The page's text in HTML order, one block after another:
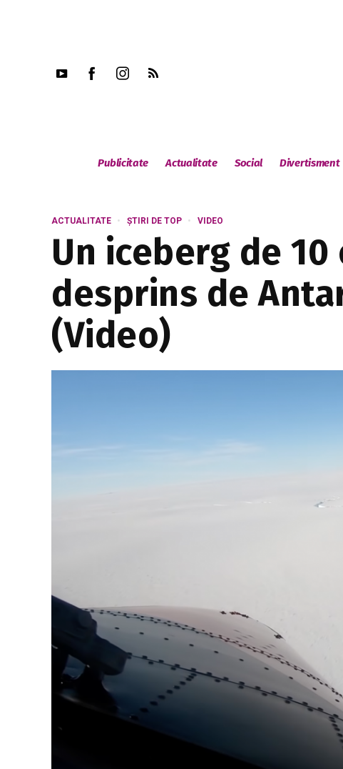
Publicitate Actualitate Social Divertisment
ACTUALITATE ȘTIRI DE TOP VIDEO
Un iceberg de
desprins de
(Video)